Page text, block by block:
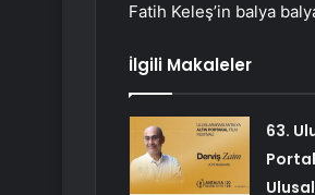
Fatih Keleş’in balya
İlgili Makaleler
63.